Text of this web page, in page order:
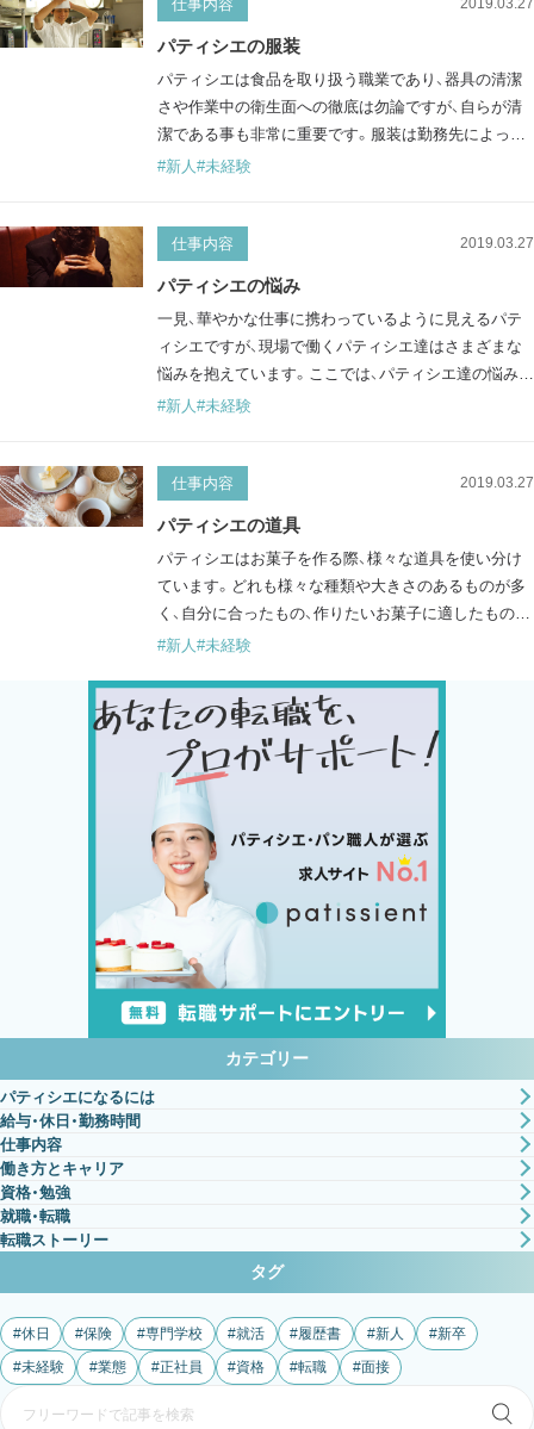
仕事内容 2019.03.27
パティシエの服装
パティシエは食品を取り扱う職業であり、器具の清潔
さや作業中の衛生面への徹底は勿論ですが、自らが清
潔である事も非常に重要です。服装は勤務先によって
若干の違いはありますが、清潔感や安全性、作業性が重
洋食の料理人が着るユニフォームとして一般的なコッ
す。一見とてもシンプルな…
#新人 #未経験
仕事内容 2019.03.27
パティシエの悩み
一見、華やかな仕事に携わっているように見えるパテ
ィシエですが、現場で働くパティシエ達はさまざまな
悩みを抱えています。ここでは、パティシエ達の悩みに
ふれていきます。 パティシエの職業病 パティシエの
が痛くなったりします。 また、クリームを絞ったり、フ
りがちなので、猫背にな…
#新人 #未経験
仕事内容 2019.03.27
パティシエの道具
パティシエはお菓子を作る際、様々な道具を使い分け
ています。どれも様々な種類や大きさのあるものが多
く、自分に合ったもの、作りたいお菓子に適したものを
選びます。パティシエなら誰もが使う代表的な道具を
類 ・ペティナイフ…果物や小さい(細かい)ものを切っ
たり、デコレーションの際に使ったりする小さいサイ
ズのナイフです。 ・波刃…刃がギザギザと凹凸してお
り、カットしやすくなって…
#新人 #未経験
カテゴリー
パティシエになるには
給与・休日・勤務時間
仕事内容
働き方とキャリア
資格・勉強
就職・転職
転職ストーリー
タグ
休日 保険 専門学校 就活 履歴書 新人 新卒
未経験 業態 正社員 資格 転職 面接